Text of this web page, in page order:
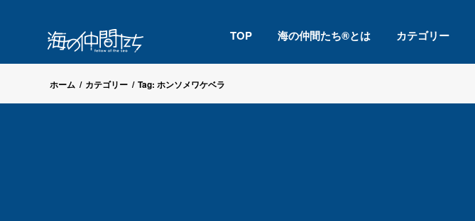
TOP 海の仲間たち®とは カテゴリー
ホーム / カテゴリー / Tag: ホンソメワケベラ